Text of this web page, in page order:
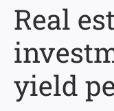
Real
yield